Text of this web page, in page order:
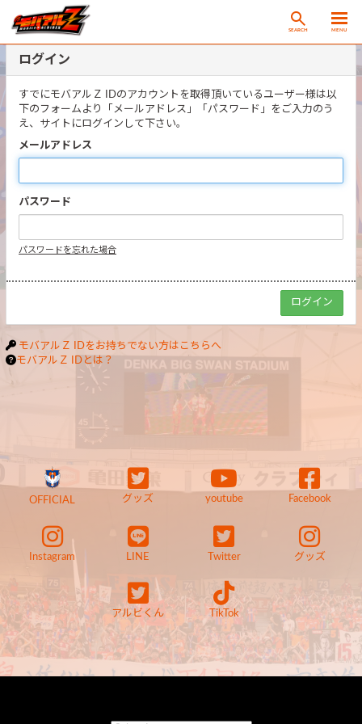
SEARCH MENU
ログイン
すでにモバアルＺ IDのアカウントを取得頂いているユーザー様は以
下のフォームより「メールアドレス」「パスワード」をご入力のう
え、サイトにログインして下さい。
メールアドレス
パスワード
パスワードを忘れた場合
モバアルＺ IDをお持ちでない方はこちらへ
モバアルＺ IDとは？
OFFICIAL グッズ youtube Facebook
Instagram LINE Twitter グッズ
アルビくん TikTok